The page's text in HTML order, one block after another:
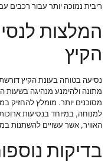
ריבית נמוכה יותר עבור רכבים
המלצות
הקיץ
נסיעה בטוחה בעונת הקיץ
מתונה ולהימנע מנהיגה בשעות
מסוכנים יותר. מומלץ להחזיק
למנוחה, במיוחד בנסיעות
האוויר, אשר עשויים להשתנות
בדיקות